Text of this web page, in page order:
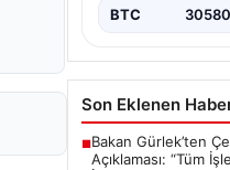
BTC
Son Eklenen
■Bakan Gürlek’ten
Açıklaması: “Tüm